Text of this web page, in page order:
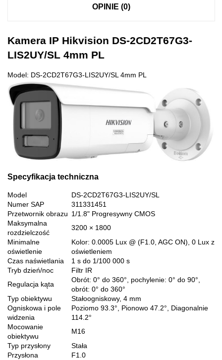
OPINIE (0)
Kamera IP Hikvision DS-2CD2T67G3-
LIS2UY/SL 4mm PL
Model: DS-2CD2T67G3-LIS2UY/SL 4mm PL
Specyfikacja techniczna
Model
DS-2CD2T67G3-LIS2UY/SL
Numer SAP
311331451
Przetwornik obrazu 1/1.8" Progresywny CMOS
Maksymalna
rozdzielczość
3200 × 1800
Minimalne
oświetlenie
Kolor: 0.0005 Lux @ (F1.0, AGC ON), 0 Lux z
oświetleniem
Czas naświetlania
1 s do 1/100 000 s
Tryb dzień/noc
Filtr IR
Regulacja kąta
Obrót: 0° do 360°, pochylenie: 0° do 90°,
obrót: 0° do 360°
Typ obiektywu
Stałoogniskowy, 4 mm
Ogniskowa i pole
widzenia
Poziomo 93.3°, Pionowo 47.2°, Diagonalnie
114.2°
Mocowanie
obiektywu
M16
Typ przysłony
Stała
Przysłona
F1.0